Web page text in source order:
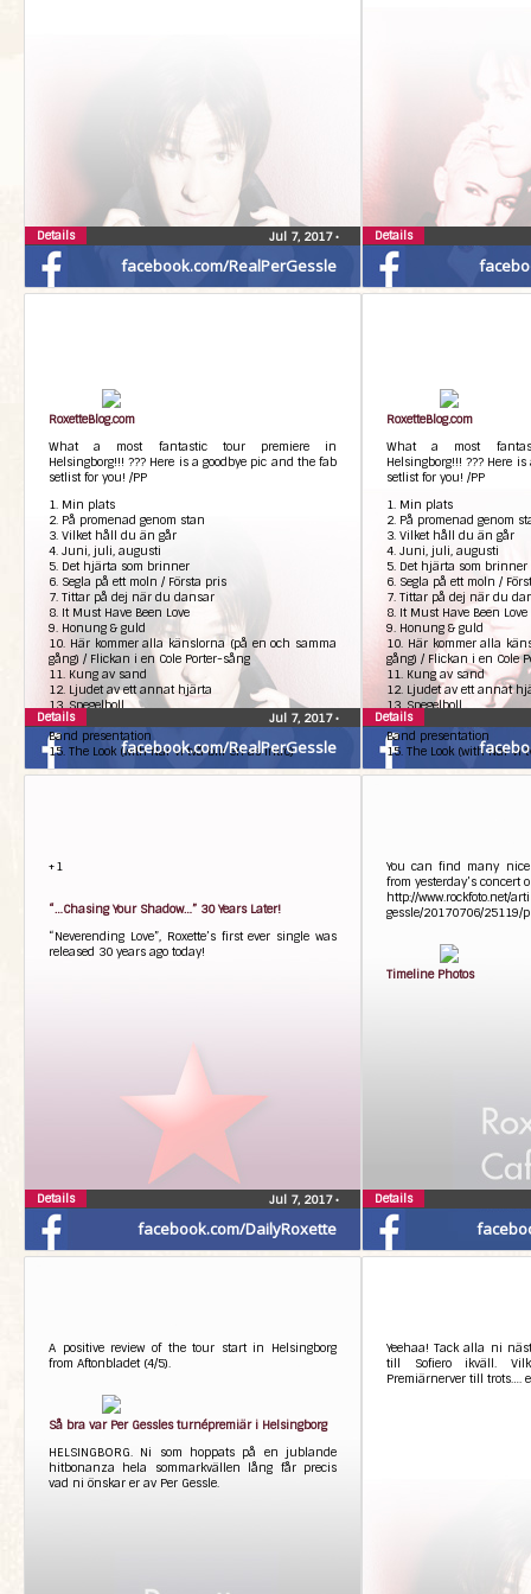
facebook.com/RealPerGessle
Jul 7, 2017•
Details Details
facebook.com/RealPerGessle
RoxetteBlog.com
What a most fantastic tour premiere in
Helsingborg!!! ??? Here is a goodbye pic and the fab
setlist for you! /PP
1. Min plats
2. På promenad genom stan
3. Vilket håll du än går
4. Juni, juli, augusti
5. Det hjärta som brinner
6. Segla på ett moln / Första pris
7. Tittar på dej när du dansar
8. It Must Have Been Love
9. Honung & guld
10. Här kommer alla känslorna (på en och samma
gång) / Flickan i en Cole Porter-sång
11. Kung av sand
12. Ljudet av ett annat hjärta
13. Spegelboll
14. Gå & fiska!
Band presentation
15. The Look (with När vi två blir en as intro)
Encore:
Encore 2:
Jul 7, 2017•
Details
RoxetteBlog.com
What a most
Helsingborg!!! ??? Here
setlist for you! /PP
1. Min plats
2. På promenad genom
3. Vilket håll du än går
4. Juni, juli, augusti
5. Det hjärta som brinner
6. Segla på ett moln /
7. Tittar på dej när du
8. It Must Have Been Love
9. Honung & guld
10. Här kommer alla
gång) / Flickan i en Cole
11. Kung av sand
12. Ljudet av ett annat
13. Spegelboll
14. Gå & fiska!
Band presentation
15. The Look (with När vi
Encore:
Encore 2:
20. Sommartider
21. Småstadsprat
Details
facebook.com/DailyRoxette
+1
“…Chasing Your Shadow…” 30 Years Later!
“Neverending Love”, Roxette’s first ever single was
released 30 years ago today!
Jul 7, 2017•
Details
You can find many
from yesterday’s concert
http://www.rockfoto.net/
gessle/20170706/25119/
Timeline Photos
Details
A positive review of the tour start in Helsingborg
from Aftonbladet (4/5).
Så bra var Per Gessles turnépremiär i Helsingborg
HELSINGBORG. Ni som hoppats på en jublande
hitbonanza hela sommarkvällen lång får precis
vad ni önskar er av Per Gessle.
Yeehaa! Tack alla ni
till Sofiero ikväll.
Premiärnerver till trots….